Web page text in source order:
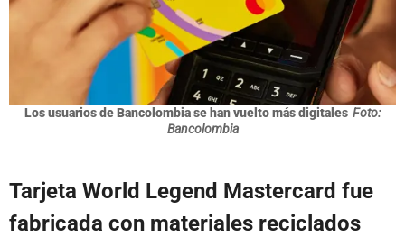
Los usuarios de Bancolombia se han vuelto más digitales Foto:
Bancolombia
Tarjeta World Legend Mastercard fue
fabricada con materiales reciclados